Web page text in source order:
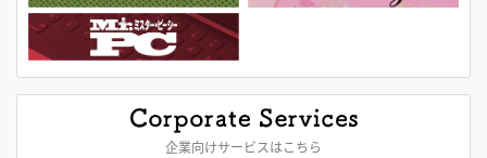
企業向けサービスはこちら